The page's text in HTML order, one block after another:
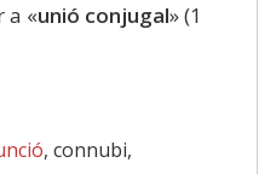
a «unió conjugal» (1
, connubi,